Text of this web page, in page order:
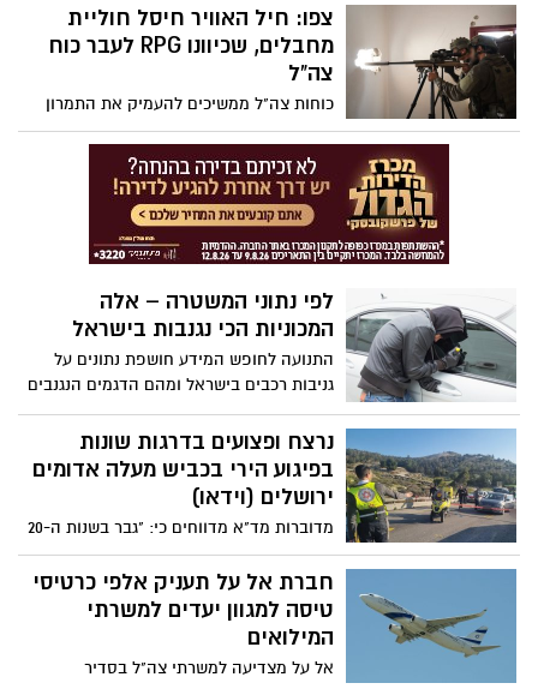
שעלולות לאור בהלה, זאת ברקע המלחמה
והמצב הביטחוני: "התלמידים נדרשים לגלות
רגישות ואחריות אישית בבחירת התחפושת"
צפו: חיל האוויר חיסל חוליית
מחבלים, שכיוונו RPG לעבר כוח
צה"ל
כוחות צה"ל ממשיכים להעמיק את התמרון
ברצועה, והבוקר מתפרסם תיעוד של חיסול
חוליית מחבלים מן האוויר. כך זה נראה
לפי נתוני המשטרה – אלה
המכוניות הכי נגנבות בישראל
התנועה לחופש המידע חושפת נתונים על
גניבות רכבים בישראל ומהם הדגמים הנגנבים
ביותר בארץ. הנתונים התקבלו במסגרת חוק
חופש המידע, בקשה שהגישה התנועה
נרצח ופצועים בדרגות שונות
בפיגוע הירי בכביש מעלה אדומים
ירושלים (וידאו)
מדוברות מד"א מדווחים כי: "גבר בשנות ה-20
נרצח, צעירה נפצעה קשה, ו- 4 פצועים בינוני
בפיגוע ירי בכביש מעלה אדומים ירושלים.
חרדה"
חברת אל על תעניק אלפי כרטיסי
טיסה למגוון יעדים למשרתי
המילואים
אל על מצדיעה למשרתי צה"ל בסדיר